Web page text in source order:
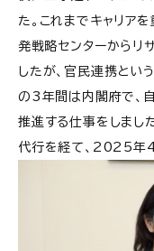
た。これまでキャリア
発戦略センターからリ
したが、官民連携とい
の3年間は内閣府で、
推進する仕事をしまし
代行を経て、2025年4